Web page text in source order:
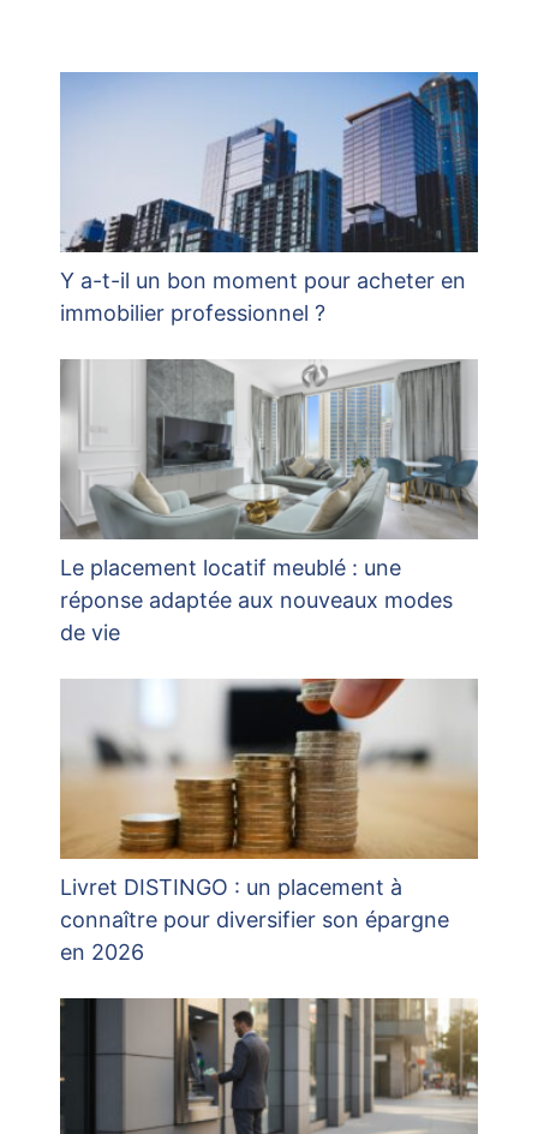
Y a-t-il un bon moment pour acheter en
immobilier professionnel ?
Le placement locatif meublé : une
réponse adaptée aux nouveaux modes
de vie
Livret DISTINGO : un placement à
connaître pour diversifier son épargne
en 2026